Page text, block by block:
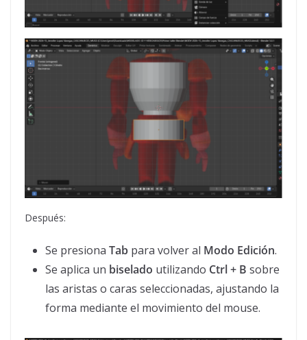
Después:
Se presiona Tab para volver al Modo Edición.
Se aplica un biselado utilizando Ctrl + B sobre
las aristas o caras seleccionadas, ajustando la
forma mediante el movimiento del mouse.